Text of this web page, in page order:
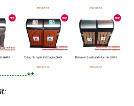
**